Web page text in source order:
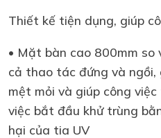
Thiết kế tiện dụng, giúp
• Mặt bàn cao 800mm
cả thao tác đứng và ngồi,
mệt mỏi và giúp công
việc bắt đầu khử trùng
hại của tia UV